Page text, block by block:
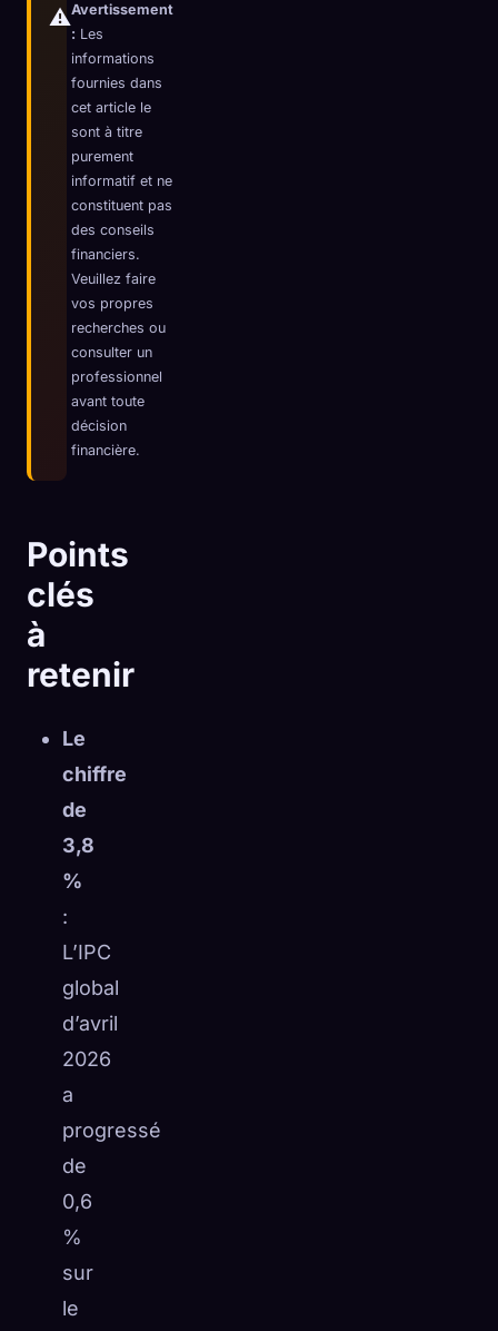
⚠️Avertissement
: Les
informations
fournies dans
cet article le
sont à titre
purement
informatif et ne
constituent pas
des conseils
financiers.
Veuillez faire
vos propres
recherches ou
consulter un
professionnel
avant toute
décision
financière.
Points
clés
à
retenir
Le
chiffre
de
3,8
%
:
L’IPC
global
d’avril
2026
a
progressé
de
0,6
%
sur
le
🧬Xeno Database
Collection
☁️Sauvegardez votre collection sur tous les appareils
DÉCOUVERT
0